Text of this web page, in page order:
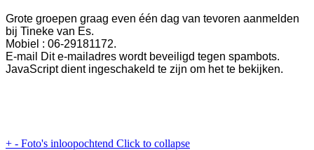
Grote groepen graag even één dag van tevoren aanmelden
bij Tineke van Es.
Mobiel : 06-29181172.
E-mail
Dit e-mailadres wordt beveiligd tegen spambots.
JavaScript dient ingeschakeld te zijn om het te bekijken.
+ - Foto's inloopochtend Click to collapse